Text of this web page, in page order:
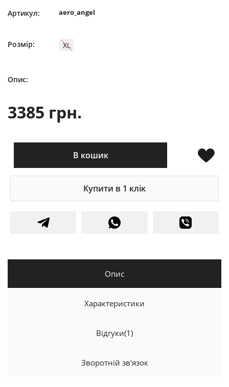
Артикул: aero_angel
Розмір: XL
Опис:
3385 грн.
В кошик
Купити в 1 клік
Опис
Характеристики
Відгуки(1)
Зворотній зв'язок